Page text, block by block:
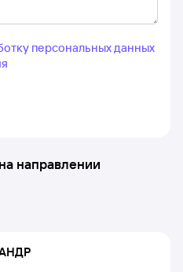
персональных данных
направлении